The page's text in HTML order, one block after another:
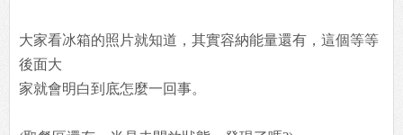
大家看冰箱的照片就知道，其實容納能量還有，這個等等
後面大
家就會明白到底怎麼一回事。